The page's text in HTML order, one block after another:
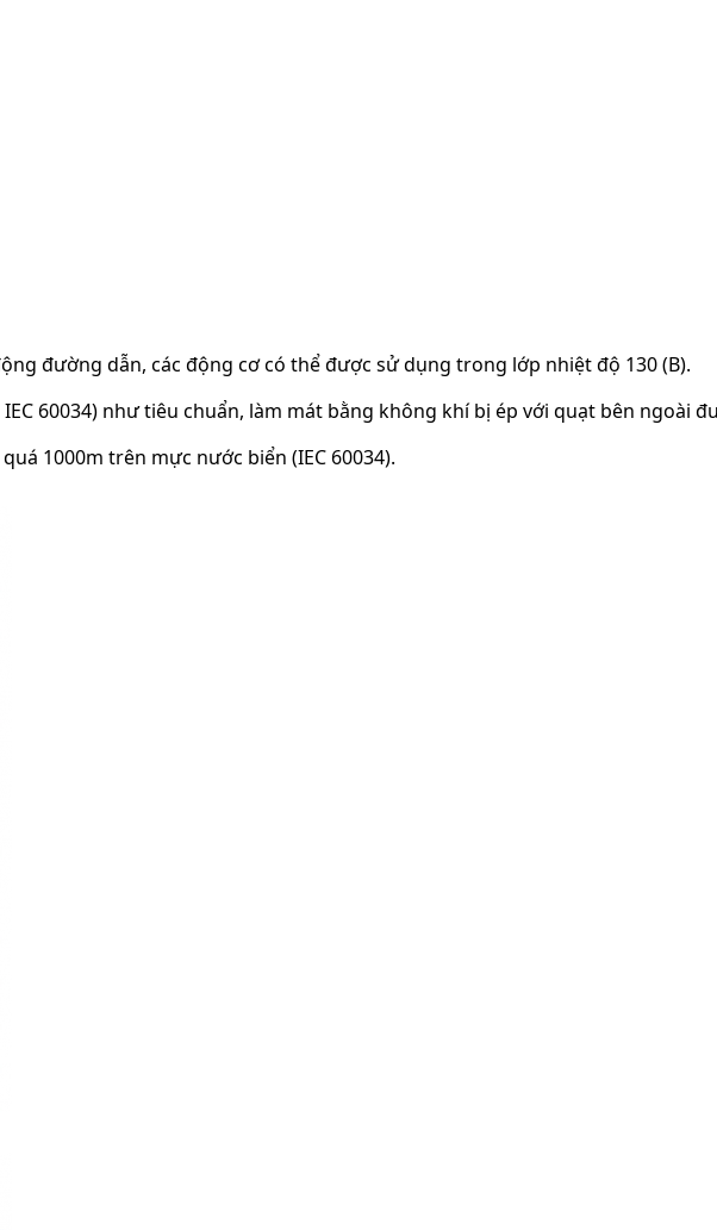
đường dẫn, các động cơ có thể được sử dụng trong lớp nhiệt độ 130 (B).
60034) như tiêu chuẩn, làm mát bằng không khí bị ép với quạt bên ngoài
1000m trên mực nước biển (IEC 60034).